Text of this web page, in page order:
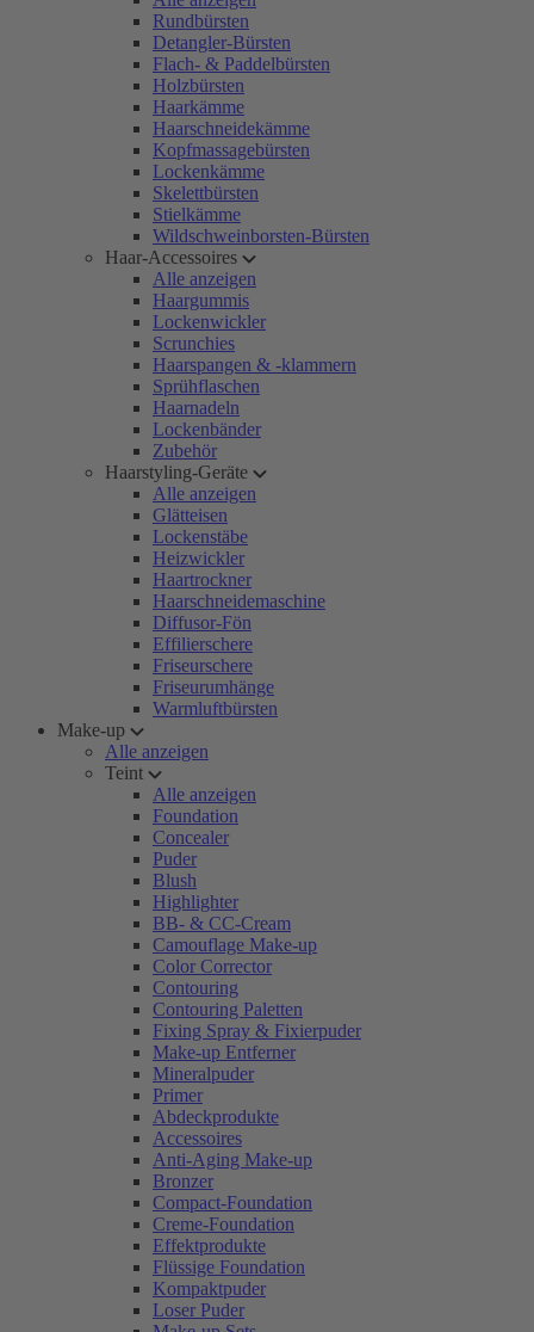
Rundbürsten
Detangler-Bürsten
Flach- & Paddelbürsten
Holzbürsten
Haarkämme
Haarschneidekämme
Kopfmassagebürsten
Lockenkämme
Skelettbürsten
Stielkämme
Wildschweinborsten-Bürsten
Haar-Accessoires
Alle anzeigen
Haargummis
Lockenwickler
Scrunchies
Haarspangen & -klammern
Sprühflaschen
Haarnadeln
Lockenbänder
Zubehör
Haarstyling-Geräte
Alle anzeigen
Glätteisen
Lockenstäbe
Heizwickler
Haartrockner
Haarschneidemaschine
Diffusor-Fön
Effilierschere
Friseurschere
Friseurumhänge
Warmluftbürsten
Make-up
Alle anzeigen
Teint
Alle anzeigen
Foundation
Concealer
Puder
Blush
Highlighter
BB- & CC-Cream
Camouflage Make-up
Color Corrector
Contouring
Contouring Paletten
Fixing Spray & Fixierpuder
Make-up Entferner
Mineralpuder
Primer
Abdeckprodukte
Accessoires
Anti-Aging Make-up
Bronzer
Compact-Foundation
Creme-Foundation
Effektprodukte
Flüssige Foundation
Kompaktpuder
Loser Puder